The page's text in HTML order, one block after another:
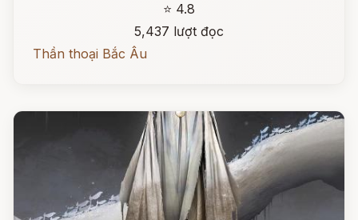
⭐ 4.8
5,437 lượt đọc
Thần thoại Bắc Âu